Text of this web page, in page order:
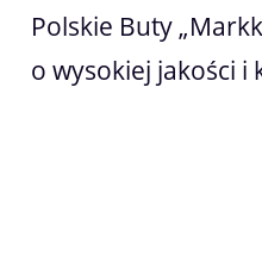
Polskie Buty
o wysokiej jakości i